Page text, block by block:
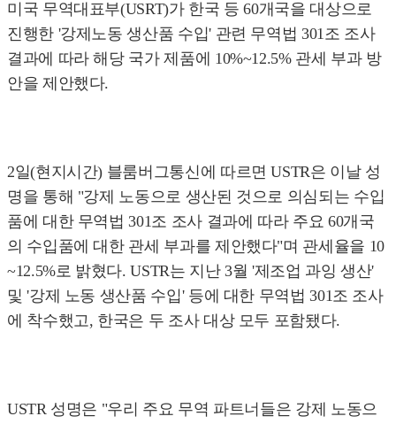
미국 무역대표부(USRT)가 한국 등 60개국을 대상으로
진행한 '강제노동 생산품 수입' 관련 무역법 301조 조사
결과에 따라 해당 국가 제품에 10%~12.5% 관세 부과 방
안을 제안했다.
2일(현지시간) 블룸버그통신에 따르면 USTR은 이날 성
명을 통해 "강제 노동으로 생산된 것으로 의심되는 수입
품에 대한 무역법 301조 조사 결과에 따라 주요 60개국
의 수입품에 대한 관세 부과를 제안했다"며 관세율을 10
~12.5%로 밝혔다. USTR는 지난 3월 '제조업 과잉 생산'
및 '강제 노동 생산품 수입' 등에 대한 무역법 301조 조사
에 착수했고, 한국은 두 조사 대상 모두 포함됐다.
USTR 성명은 "우리 주요 무역 파트너들은 강제 노동으